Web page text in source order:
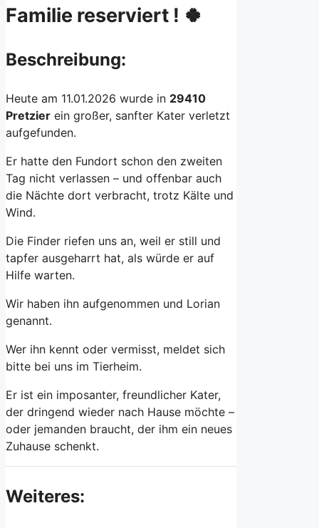
Familie reserviert ! 🍀
Beschreibung:
Heute am 11.01.2026 wurde in 29410
Pretzier ein großer, sanfter Kater verletzt
aufgefunden.
Er hatte den Fundort schon den zweiten
Tag nicht verlassen – und offenbar auch
die Nächte dort verbracht, trotz Kälte und
Wind.
Die Finder riefen uns an, weil er still und
tapfer ausgeharrt hat, als würde er auf
Hilfe warten.
Wir haben ihn aufgenommen und Lorian
genannt.
Wer ihn kennt oder vermisst, meldet sich
bitte bei uns im Tierheim.
Er ist ein imposanter, freundlicher Kater,
der dringend wieder nach Hause möchte –
oder jemanden braucht, der ihm ein neues
Zuhause schenkt.
Weiteres: